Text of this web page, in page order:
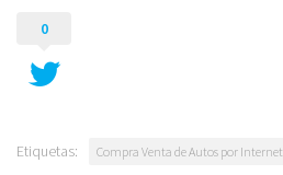
0
Etiquetas: Compra Venta de Autos por Internet